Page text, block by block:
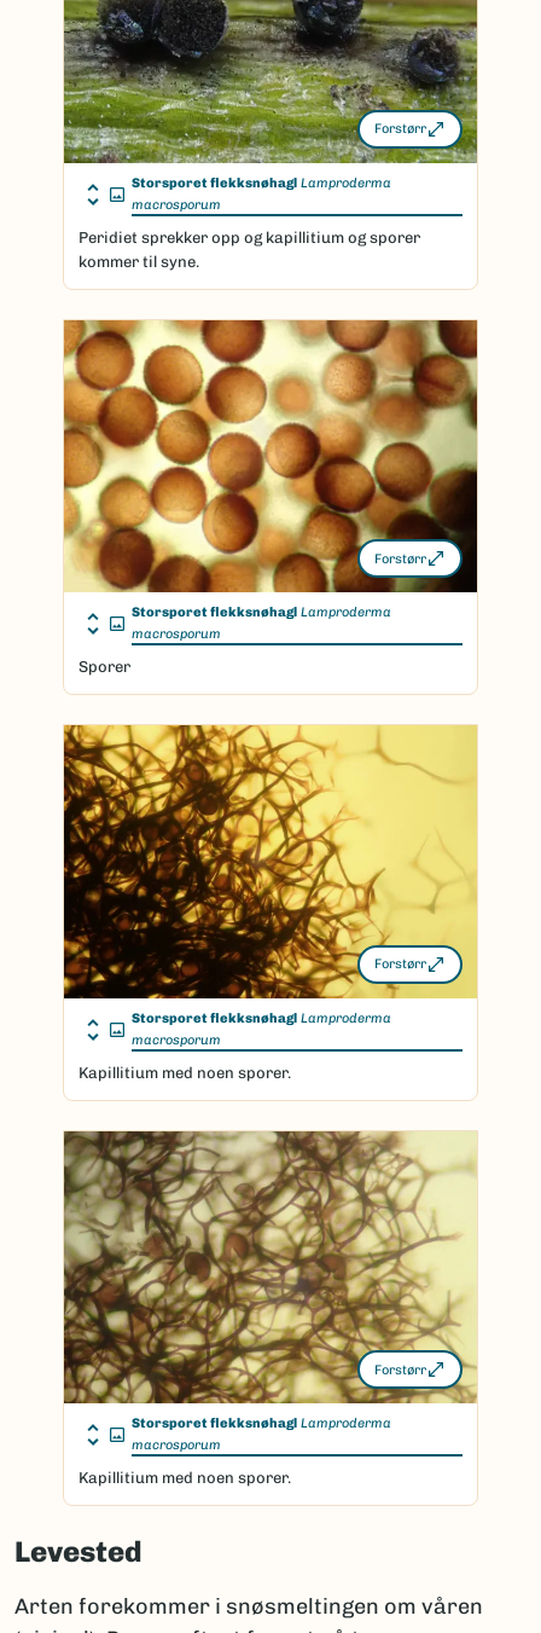
Forstørr
Storsporet flekksnøhagl Lamproderma
macrosporum
Peridiet sprekker opp og kapillitium og sporer
kommer til syne.
Forstørr
Storsporet flekksnøhagl Lamproderma
macrosporum
Sporer
Forstørr
Storsporet flekksnøhagl Lamproderma
macrosporum
Kapillitium med noen sporer.
Forstørr
Storsporet flekksnøhagl Lamproderma
macrosporum
Kapillitium med noen sporer.
Levested
Arten forekommer i snøsmeltingen om våren